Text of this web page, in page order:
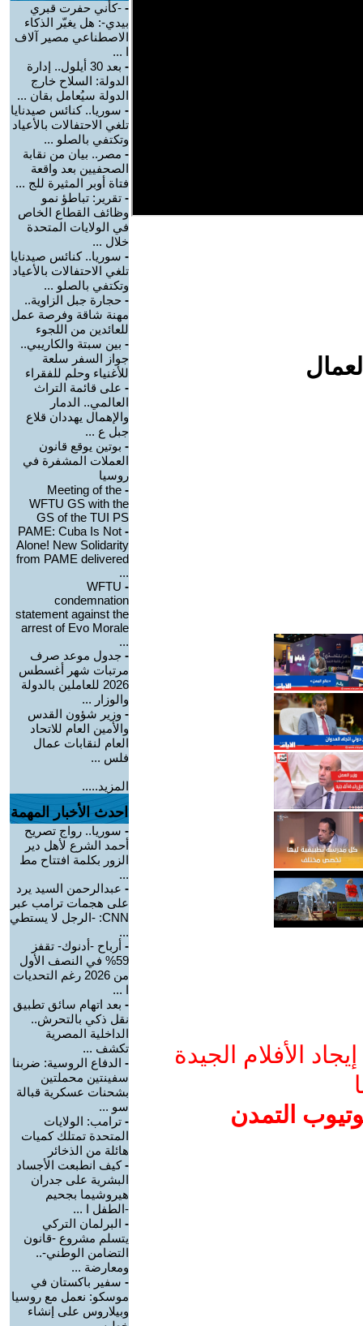
الأفلام الجيدة
التمدن
- -كأني حفرت قبري
بيدي-: هل يغيّر الذكاء
الاصطناعي مصير آلاف
ا ...
-
بعد 30 أيلول.. إدارة
الدولة: السلاح خارج
الدولة سيُعامل بقان ...
- سوريا.. كنائس صيدنايا
تلغي الاحتفالات بالأعياد
وتكتفي بالصلو ...
- مصر.. بيان من نقابة
الصحفيين بعد واقعة
فتاة أوبر المثيرة للج ...
- تقرير: تباطؤ نمو
وظائف القطاع الخاص
في الولايات المتحدة
خلال ...
- سوريا.. كنائس صيدنايا
تلغي الاحتفالات بالأعياد
وتكتفي بالصلو ...
- حجارة جبل الزاوية..
مهنة شاقة وفرصة عمل
للعائدين من اللجوء
- بين سبتة والكاريبي..
جواز السفر سلعة
للأغنياء وحلم للفقراء
- على قائمة التراث
العالمي.. الدمار
والإهمال يهددان قلاع
جبل ع ...
- بوتين يوقع قانون
العملات المشفرة في
روسيا
-
Meeting of the
WFTU GS with the
GS of the TUI PS
-
PAME: Cuba Is Not
Alone! New Solidarity
from PAME delivered
...
-
WFTU
condemnation
statement against the
arrest of Evo Morale
...
- جدول موعد صرف
مرتبات شهر أغسطس
2026 للعاملين بالدولة
والوزار ...
- وزير شؤون القدس
والأمين العام للاتحاد
العام لنقابات عمال
فلس ...
المزيد.....
احدث الأخبار المهمة
- سوريا.. رواج تصريح
أحمد الشرع لأهل دير
الزور بكلمة افتتاح مط
...
- عبدالرحمن السيد يرد
على هجمات ترامب عبر
CNN: -الرجل لا يستطي
...
- أرباح -أدنوك- تقفز
59% في النصف الأول
من 2026 رغم التحديات
ا ...
- بعد اتهام سائق تطبيق
نقل ذكي بالتحرش..
الداخلية المصرية
تكشف ...
- الدفاع الروسية: ضربنا
سفينتين محملتين
بشحنات عسكرية قبالة
سو ...
- ترامب: الولايات
المتحدة تمتلك كميات
هائلة من الذخائر
-كيف انطبعت الأجساد
البشرية على جدران
هيروشيما بجحيم
-الطفل ا ...
- البرلمان التركي
يتسلم مشروع -قانون
التضامن الوطني-..
ومعارضة ...
- سفير باكستان في
موسكو: نعمل مع روسيا
وبيلاروس على إنشاء